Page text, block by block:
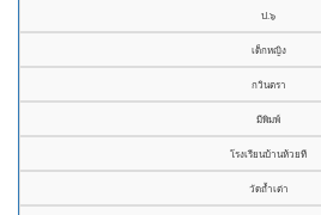
ป.๖
เด็กหญิง
กวินตรา
มีพิมพ์
โรงเรียนบ้านห้วยที
วัดถ้ำเต่า